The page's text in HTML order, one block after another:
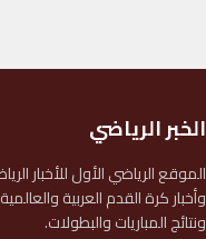
الخبر الرياضي
الموقع الرياضي الأول للأخبار
وأخبار كرة القدم العربية والعالمية
ونتائج المباريات والبطولات.